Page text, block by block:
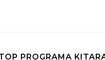
PROGRAMA